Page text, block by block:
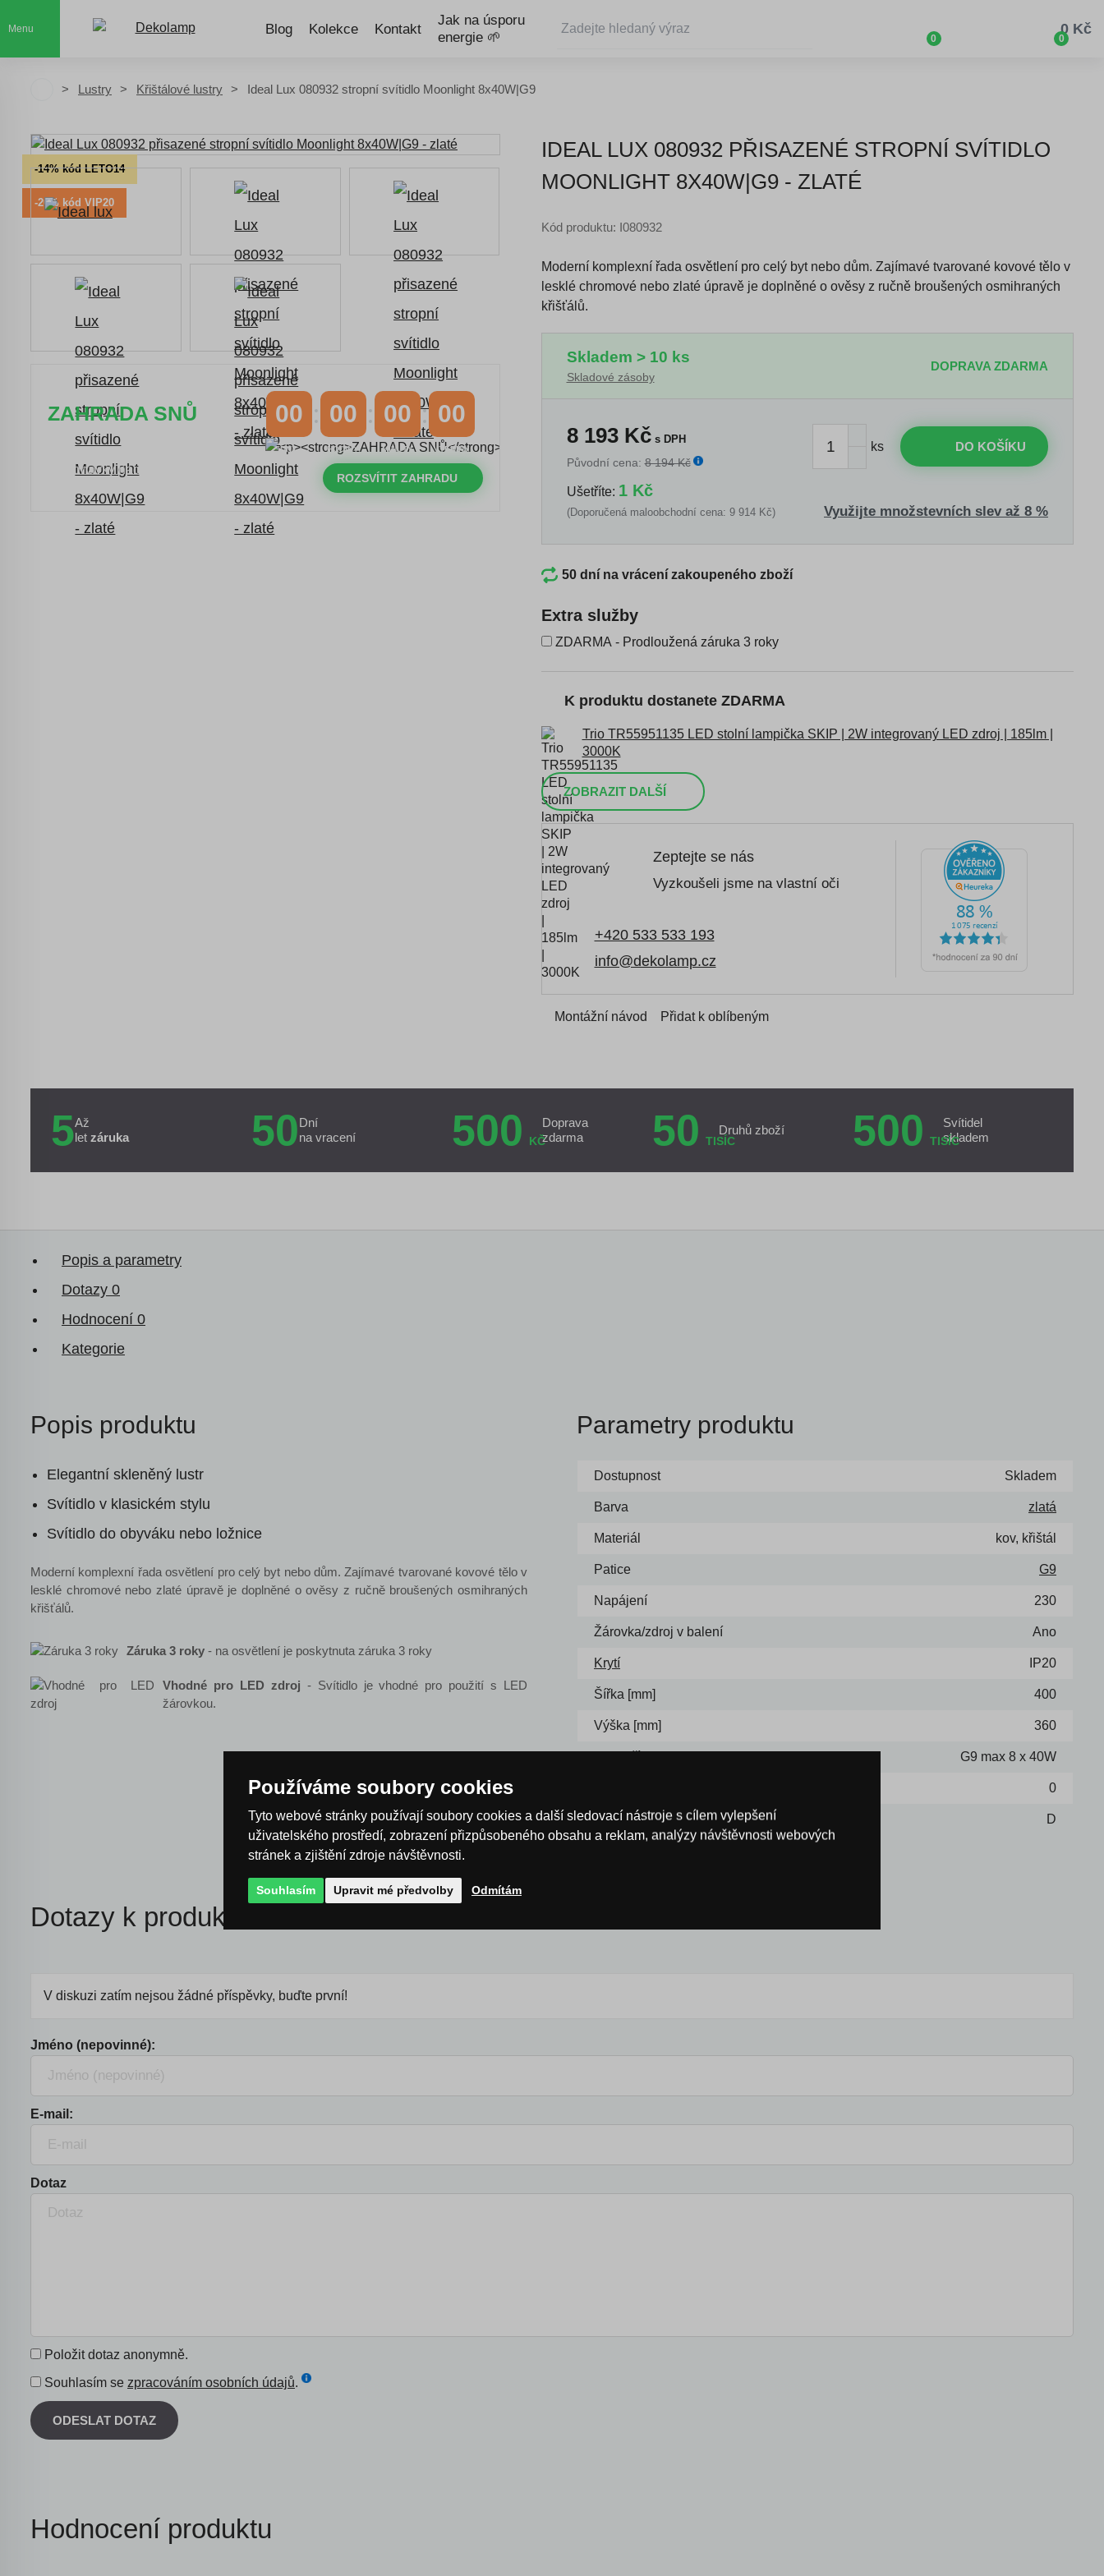
Menu Blog Kolekce Kontakt
Jak na úsporu
energie 🌱
0 0
0 Kč
Lustry Křištálové lustry Ideal Lux 080932 stropní svítidlo Moonlight 8x40W|G9
IDEAL LUX 080932 PŘISAZENÉ STROPNÍ SVÍTIDLO
MOONLIGHT 8X40W|G9 - ZLATÉ
-14% kód LETO14
-20% kód VIP20
ZAHRADA SNŮ
objednávky nad 10.000 Kč
00
DNY
00
HODINY
00
MINUTY
00
VTEŘINY
ROZSVÍTIT ZAHRADU
Kód produktu: I080932
Moderní komplexní řada osvětlení pro celý byt nebo dům. Zajímavé tvarované kovové tělo v
lesklé chromové nebo zlaté úpravě je doplněné o ověsy z ručně broušených osmihraných
křišťálů.
Skladem > 10 ks
Skladové zásoby
DOPRAVA ZDARMA
8 193Kčs DPH
Původní cena:8 194 Kč
Ušetříte: 1 Kč
(Doporučená maloobchodní cena: 9 914 Kč)
ks DO KOŠÍKU
Využijte množstevních slev až 8 %
50 dní na vrácení zakoupeného zboží
Extra služby
ZDARMA - Prodloužená záruka 3 roky
K produktu dostanete ZDARMA
Trio TR55951135 LED stolní lampička SKIP | 2W integrovaný LED zdroj | 185lm |
3000K
ZOBRAZIT DALŠÍ
Zeptejte se nás
Vyzkoušeli jsme na vlastní oči
+420 533 533 193
info@dekolamp.cz
Montážní návod Přidat k oblíbeným
5Až
let záruka 50Dní
na vracení
500 KČ
Doprava
zdarma
50 TISÍC
Druhů zboží 500 TISÍC
Svítidel
skladem
Popis a parametry
Dotazy 0
Hodnocení 0
Kategorie
Popis produktu
Elegantní skleněný lustr
Svítidlo v klasickém stylu
Svítidlo do obyváku nebo ložnice
Moderní komplexní řada osvětlení pro celý byt nebo dům. Zajímavé tvarované kovové tělo v
lesklé chromové nebo zlaté úpravě je doplněné o ověsy z ručně broušených osmihraných
křišťálů.
Záruka 3 roky - na osvětlení je poskytnuta záruka 3 roky
Vhodné pro LED zdroj - Svítidlo je vhodné pro použití s LED
žárovkou.
Parametry produktu
Dostupnost Skladem
Barva zlatá
Materiál kov, křištál
Patice G9
Napájení 230
Žárovka/zdroj v balení Ano
Krytí IP20
Šířka [mm] 400
Výška [mm] 360
G9 max 8 x 40W
0
Energetická třída D
Dotazy k produktu
V diskuzi zatím nejsou žádné příspěvky, buďte první!
Jméno (nepovinné):
E-mail:
Dotaz
Položit dotaz anonymně.
Souhlasím se zpracováním osobních údajů.
ODESLAT DOTAZ
Hodnocení produktu
Používáme soubory cookies
Tyto webové stránky používají soubory cookies a další sledovací nástroje s cílem vylepšení
uživatelského prostředí, zobrazení přizpůsobeného obsahu a reklam, analýzy návštěvnosti webových
stránek a zjištění zdroje návštěvnosti.
Souhlasím Upravit mé předvolby Odmítám